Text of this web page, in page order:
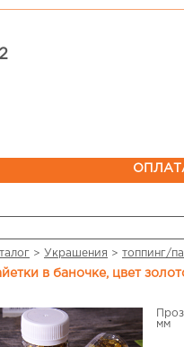
> Украшения > топпинг/
в баночке, цвет
мм